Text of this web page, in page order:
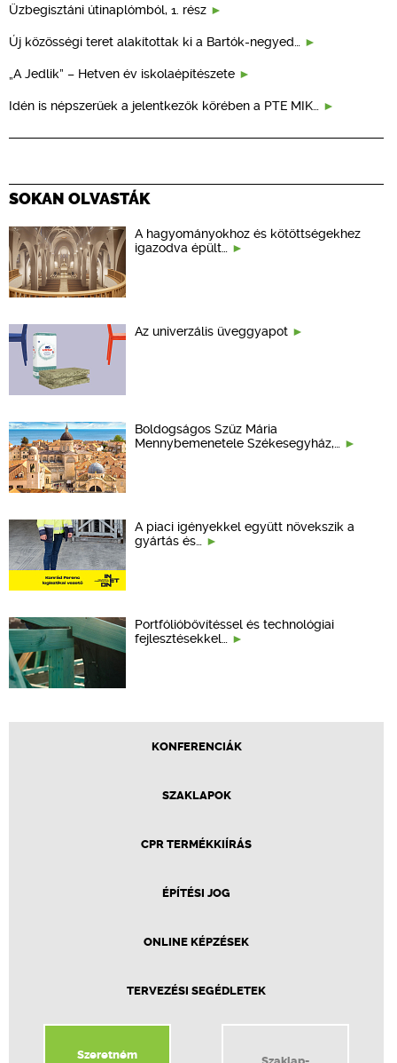
Üzbegisztáni útinaplómból, 1. rész
Új közösségi teret alakítottak ki a Bartók-negyed…
„A Jedlik” – Hetven év iskolaépítészete
Idén is népszerűek a jelentkezők körében a PTE MIK…
SOKAN OLVASTÁK
A hagyományokhoz és kötöttségekhez
igazodva épült…
Az univerzális üveggyapot
Boldogságos Szűz Mária
Mennybemenetele Székesegyház,…
A piaci igényekkel együtt növekszik a
gyártás és…
Portfólióbővítéssel és technológiai
fejlesztésekkel…
KONFERENCIÁK
SZAKLAPOK
CPR TERMÉKKIÍRÁS
ÉPÍTÉSI JOG
ONLINE KÉPZÉSEK
TERVEZÉSI SEGÉDLETEK
Szeretném
Szaklap-